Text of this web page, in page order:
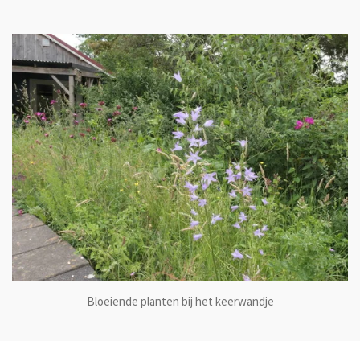
Bloeiende planten bij het keerwandje